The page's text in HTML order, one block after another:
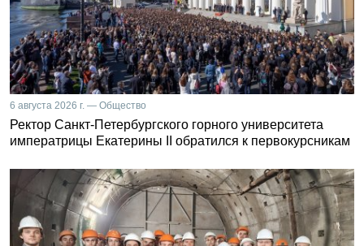
6 августа 2026 г. — Общество
Ректор Санкт-Петербургского горного университета
императрицы Екатерины II обратился к первокурсникам